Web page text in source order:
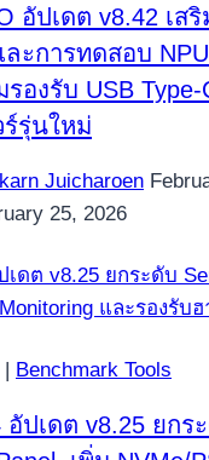
อัปเดต v8.42 เส
ะการทดสอบ
องรับ USB
รุ่นใหม่
Juicharoen
25, 2026
Benchmark Tools
อัปเดต v8.25 ยกร